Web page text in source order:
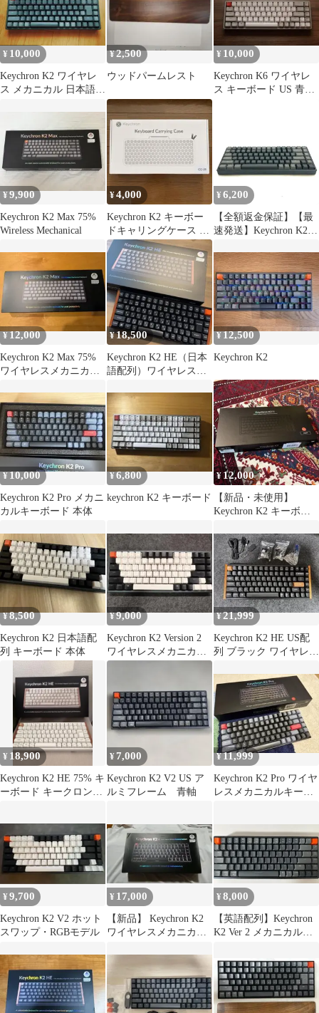
¥ 10,000
Keychron K2 ワイヤレ
ス メカニカル 日本語配
¥2,500
ウッドパームレスト
¥ 10,000
Keychron K6 ワイヤレ
ス キーボード US 青軸
¥9,900
Keychron K2 Max 75%
Wireless Mechanical
¥4,000
Keychron K2 キーボー
ドキャリングケース 新
品未開封 キークロン
¥ 6,200
【全額返金保証】【最
速発送】Keychron K2
Keyboard K2C2 美品 動
作確認済
¥12,000
Keychron K2 Max 75%
ワイヤレスメカニカル
¥18,500
Keychron K2 HE（日本
語配列）ワイヤレスキ
¥12,500
Keychron K2
¥10,000
Keychron K2 Pro メカニ
カルキーボード 本体
¥6,800
keychron K2 キーボード
¥12,000
【新品・未使用】
Keychron K2 キーボー
¥8,500
Keychron K2 日本語配
列 キーボード 本体
¥9,000
Keychron K2 Version 2
ワイヤレスメカニカル
キーボード赤軸
¥21,999
Keychron K2 HE US配
列 ブラック ワイヤレス
¥ 18,900
Keychron K2 HE 75% キ
ーボード キークロン
¥ 7,000
Keychron K2 V2 US ア
ルミフレーム 青軸
¥11,999
Keychron K2 Pro ワイヤ
レスメカニカルキーボ
¥9,700
Keychron K2 V2 ホット
スワップ・RGBモデル
¥ 17,000
【新品】 Keychron K2
ワイヤレスメカニカル
¥8,000
【英語配列】Keychron
K2 Ver 2 メカニカルキ